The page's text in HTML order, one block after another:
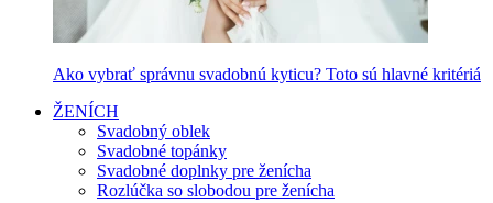
Ako vybrať správnu svadobnú kyticu? Toto sú hlavné kritériá
ŽENÍCH
Svadobný oblek
Svadobné topánky
Svadobné doplnky pre ženícha
Rozlúčka so slobodou pre ženícha